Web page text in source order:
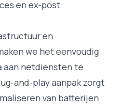
en ex-post
en
we het eenvoudig
aan netdiensten te
and-play aanpak zorgt
van batterijen